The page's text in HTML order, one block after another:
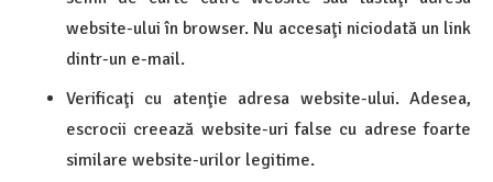
website-ului în browser. Nu accesaţi niciodată un link
dintr-un e-mail.
Verificaţi cu atenţie adresa website-ului. Adesea,
escrocii creează website-uri false cu adrese foarte
similare website-urilor legitime.